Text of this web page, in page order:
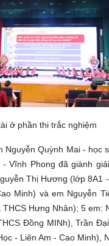
ở phần thi trắc nghiệm
Nguyễn Quỳnh Mai - học
- Vĩnh Phong đã giành
Thị Hương (lớp 8A1
Minh) và em Nguyễn
Hưng Nhân); 5 em:
Đồng MINh), Trần
- Liên Am - Cao Minh),